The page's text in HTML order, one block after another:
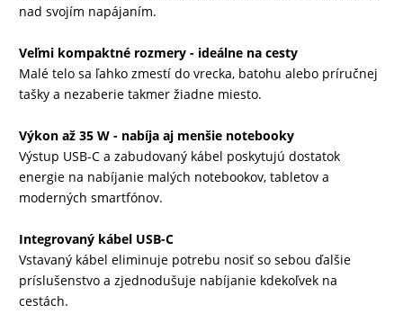
nad svojím napájaním.
Veľmi kompaktné rozmery - ideálne na cesty
Malé telo sa ľahko zmestí do vrecka, batohu alebo príručnej
tašky a nezaberie takmer žiadne miesto.
Výkon až 35 W - nabíja aj menšie notebooky
Výstup USB-C a zabudovaný kábel poskytujú dostatok
energie na nabíjanie malých notebookov, tabletov a
moderných smartfónov.
Integrovaný kábel USB-C
Vstavaný kábel eliminuje potrebu nosiť so sebou ďalšie
príslušenstvo a zjednodušuje nabíjanie kdekoľvek na
cestách.